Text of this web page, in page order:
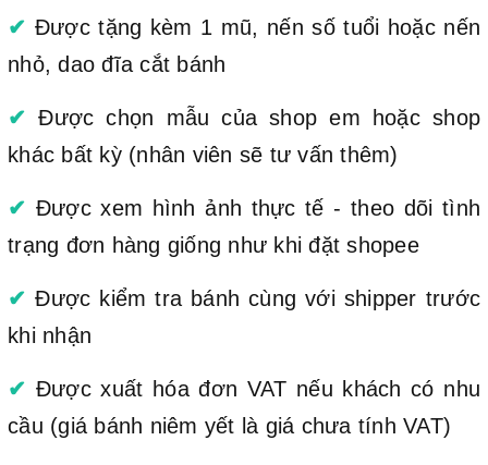
✔ Được tặng kèm 1 mũ, nến số tuổi hoặc nến
nhỏ, dao đĩa cắt bánh
✔ Được chọn mẫu của shop em hoặc shop
khác bất kỳ (nhân viên sẽ tư vấn thêm)
✔ Được xem hình ảnh thực tế - theo dõi tình
trạng đơn hàng giống như khi đặt shopee
✔ Được kiểm tra bánh cùng với shipper trước
khi nhận
✔ Được xuất hóa đơn VAT nếu khách có nhu
cầu (giá bánh niêm yết là giá chưa tính VAT)